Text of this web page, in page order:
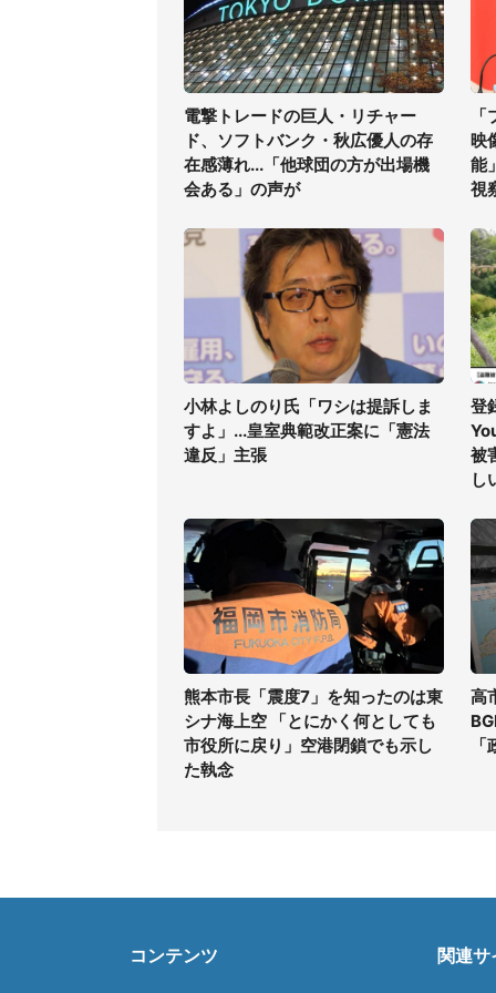
電撃トレードの巨人・リチャー
ド、ソフトバンク・秋広優人の存
在感薄れ...「他球団の方が出場機
会ある」の声が
映
能
視
小林よしのり氏「ワシは提訴しま
すよ」...皇室典範改正案に「憲法
違反」主張
登
被
し
熊本市長「震度7」を知ったのは東
シナ海上空 「とにかく何としても
市役所に戻り」空港閉鎖でも示し
た執念
高
コンテンツ 関連サ